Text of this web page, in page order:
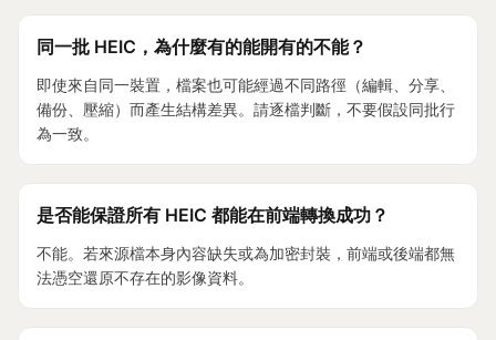
同一批 HEIC，為什麼有的能開有的不能？
即使來自同一裝置，檔案也可能經過不同路徑（編輯、分享、
備份、壓縮）而產生結構差異。請逐檔判斷，不要假設同批行
為一致。
是否能保證所有 HEIC 都能在前端轉換成功？
不能。若來源檔本身內容缺失或為加密封裝，前端或後端都無
法憑空還原不存在的影像資料。